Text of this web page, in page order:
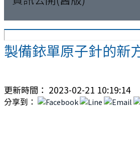
製備銥單原子針的新
更新時間： 2023-02-21 10:19:14
分享到：